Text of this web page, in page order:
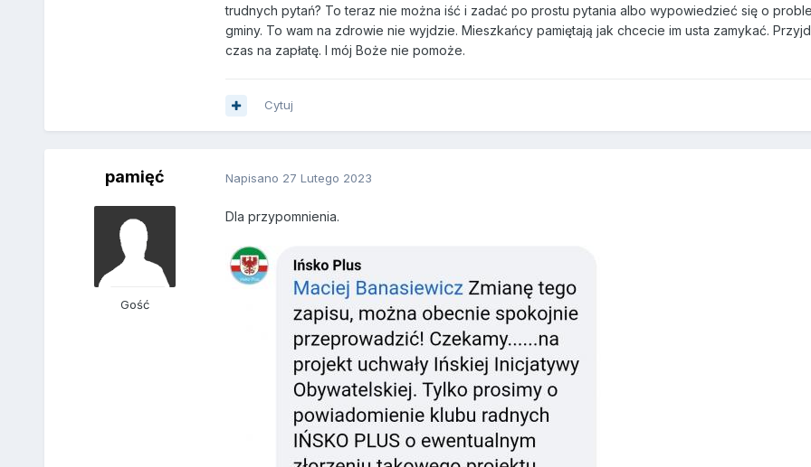
trudnych pytań? To teraz nie można iść i zadać po prostu pytania albo wypowiedzieć się o
gminy. To wam na zdrowie nie wyjdzie. Mieszkańcy pamiętają jak chcecie im usta zamykać.
czas na zapłatę. I mój Boże nie pomoże.
Cytuj
pamięć
Gość
Napisano 27 Lutego 2023
Dla przypomnienia.